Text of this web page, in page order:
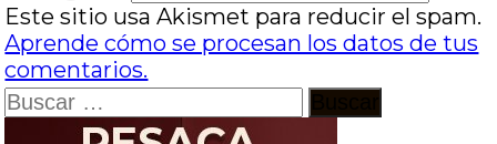
Este sitio usa Akismet para reducir el spam.
Aprende cómo se procesan los datos de tus
comentarios.
Buscar: